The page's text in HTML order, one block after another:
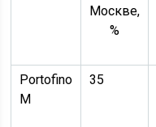
Москве,
%
Portofino
M
35